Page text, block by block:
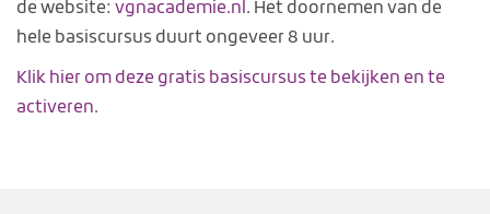
de website: vgnacademie.nl . Het doornemen van de
hele basiscursus duurt ongeveer 8 uur.
Klik hier om deze gratis basiscursus te bekijken en te
activeren.